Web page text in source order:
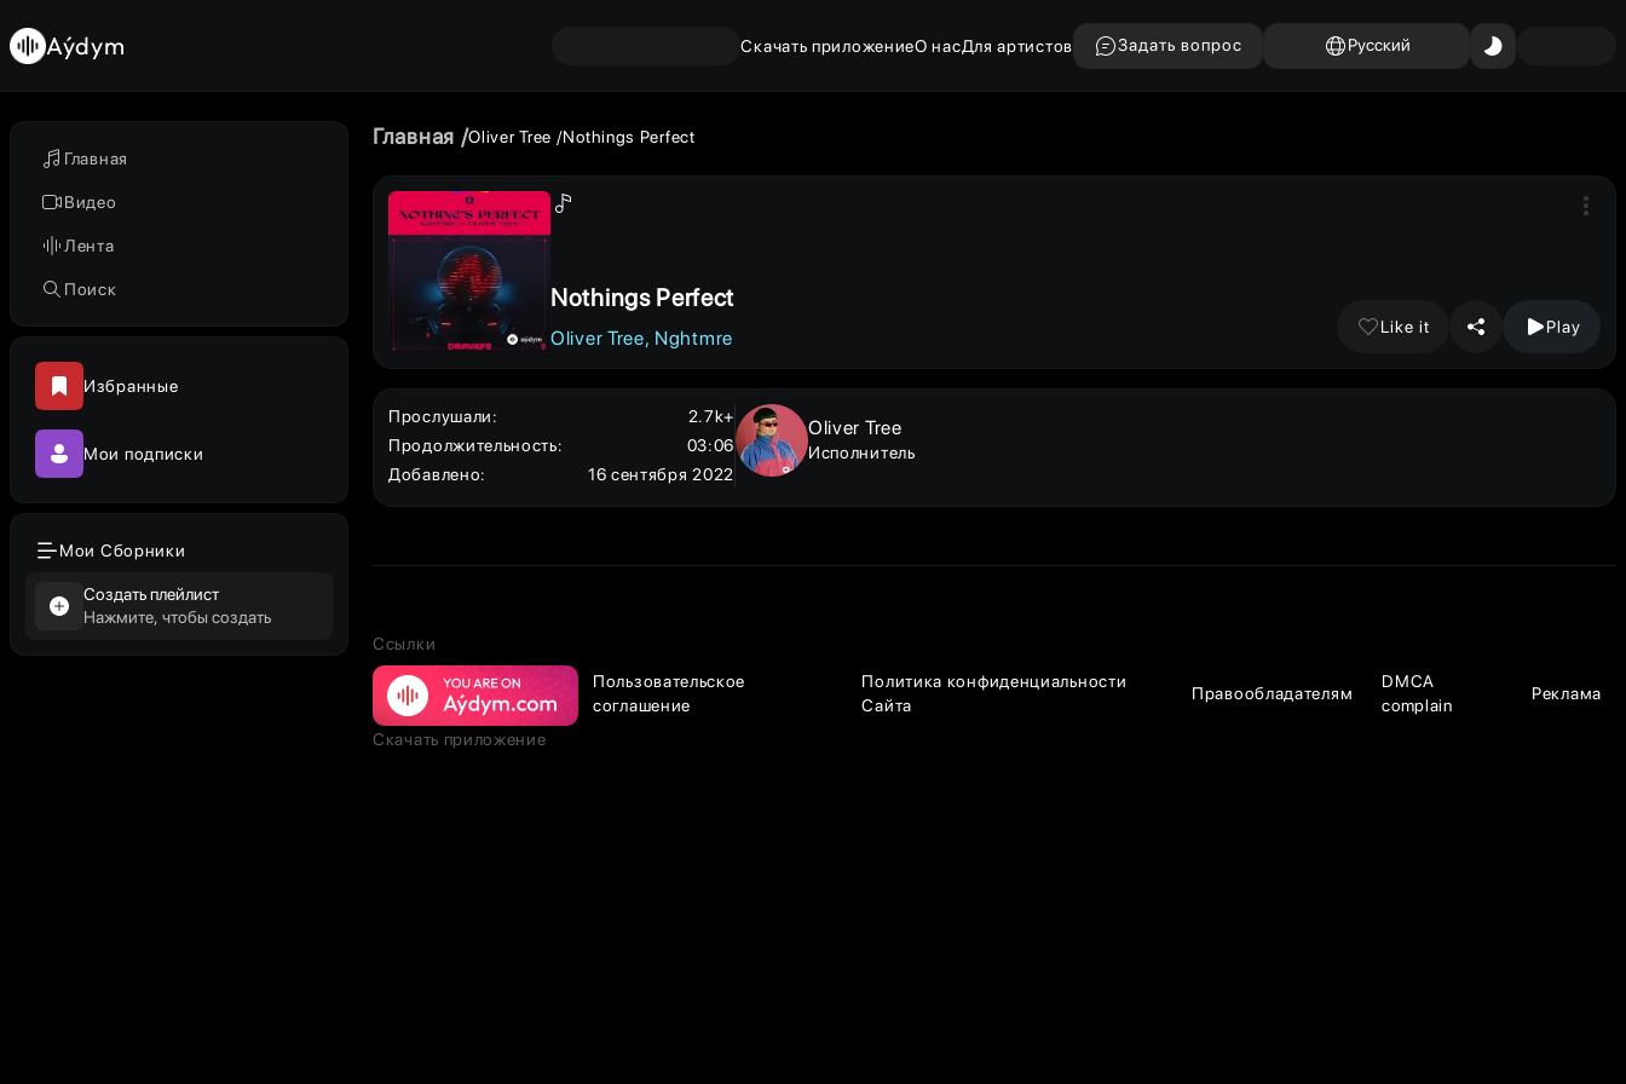
Главная
Видео
Лента
Поиск
Избранные
Мои подписки
Мои Сборники
Создать плейлист
Нажмите, чтобы создать
Aýdym Скачать приложениеО насДля артистов Задать вопрос Русский
Главная Oliver Tree Nothings Perfect
Nothings Perfect
Oliver Tree Nghtmre
Like it Play
Прослушали:
2.7k+
Продолжительность:
03:06
Добавлено: 16 сентября 2022
Oliver Tree
Исполнитель
Ссылки
Пользовательское
соглашение
Политика конфиденциальности
Сайта
Правообладателям
DMCA
complain
Реклама
Скачать приложение